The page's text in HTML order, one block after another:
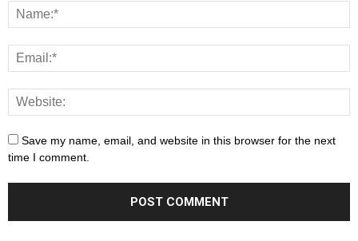
Save my name, email, and website in this browser for the next
time I comment.